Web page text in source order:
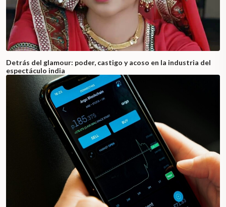
Detrás del glamour: poder, castigo y acoso en la industria del
espectáculo india